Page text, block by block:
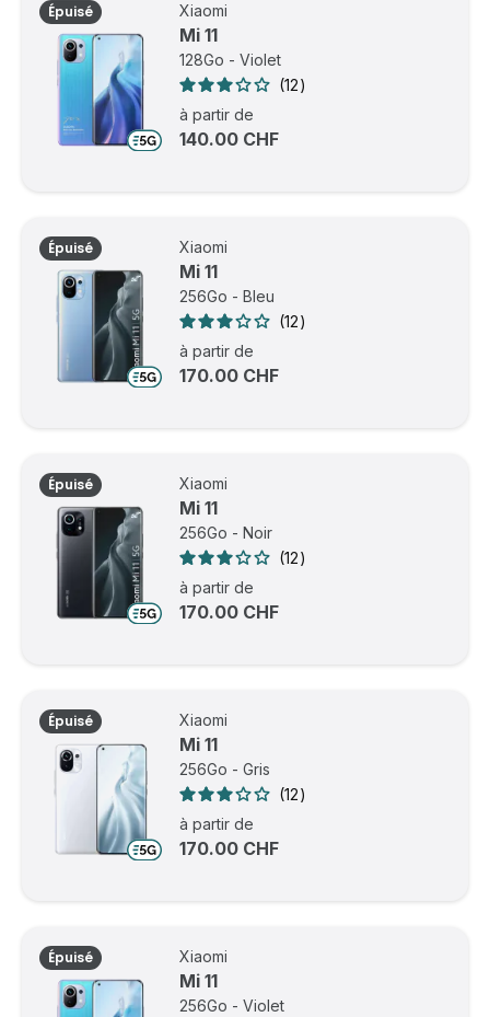
Épuisé Xiaomi
Mi 11
128Go - Violet
12
à partir de
140.00 CHF
Épuisé Xiaomi
Mi 11
256Go - Bleu
12
à partir de
170.00 CHF
Épuisé Xiaomi
Mi 11
256Go - Noir
12
à partir de
170.00 CHF
Épuisé Xiaomi
Mi 11
256Go - Gris
12
à partir de
170.00 CHF
Épuisé Xiaomi
Mi 11
256Go - Violet